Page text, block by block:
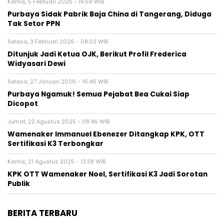
Kamis, 5 Februari 2026 - 16:59 WIB
Purbaya Sidak Pabrik Baja China di Tangerang, Diduga
Tak Setor PPN
Selasa, 3 Februari 2026 - 08:02 WIB
Ditunjuk Jadi Ketua OJK, Berikut Profil Frederica
Widyasari Dewi
Selasa, 27 Januari 2026 - 16:46 WIB
Purbaya Ngamuk! Semua Pejabat Bea Cukai Siap
Dicopot
Jumat, 22 Agustus 2025 - 08:46 WIB
Wamenaker Immanuel Ebenezer Ditangkap KPK, OTT
Sertifikasi K3 Terbongkar
Kamis, 21 Agustus 2025 - 13:38 WIB
KPK OTT Wamenaker Noel, Sertifikasi K3 Jadi Sorotan
Publik
BERITA TERBARU